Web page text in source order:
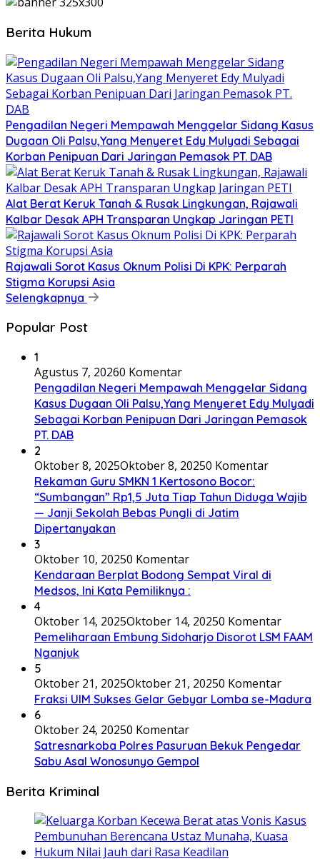
Berita Hukum
Pengadilan Negeri Mempawah Menggelar Sidang Kasus
Dugaan Oli Palsu,Yang Menyeret Edy Mulyadi Sebagai
Korban Penipuan Dari Jaringan Pemasok PT. DAB
Alat Berat Keruk Tanah & Rusak Lingkungan, Rajawali
Kalbar Desak APH Transparan Ungkap Jaringan PETI
Rajawali Sorot Kasus Oknum Polisi Di KPK: Perparah
Stigma Korupsi Asia
Selengkapnya
Popular Post
1
Agustus 7, 20260 Komentar
Pengadilan Negeri Mempawah Menggelar Sidang
Kasus Dugaan Oli Palsu,Yang Menyeret Edy Mulyadi
Sebagai Korban Penipuan Dari Jaringan Pemasok
PT. DAB
2
Oktober 8, 2025Oktober 8, 20250 Komentar
Rekaman Guru SMKN 1 Kertosono Bocor:
“Sumbangan” Rp1,5 Juta Tiap Tahun Diduga Wajib
— Janji Sekolah Bebas Pungli di Jatim
Dipertanyakan
3
Oktober 10, 20250 Komentar
Kendaraan Berplat Bodong Sempat Viral di
Medsos, Ini Kata Pemiliknya :
4
Oktober 14, 2025Oktober 14, 20250 Komentar
Pemeliharaan Embung Sidoharjo Disorot LSM FAAM
Nganjuk
5
Oktober 21, 2025Oktober 21, 20250 Komentar
Fraksi UIM Sukses Gelar Gebyar Lomba se-Madura
6
Oktober 24, 20250 Komentar
Satresnarkoba Polres Pasuruan Bekuk Pengedar
Sabu Asal Wonosunyo Gempol
Berita Kriminal